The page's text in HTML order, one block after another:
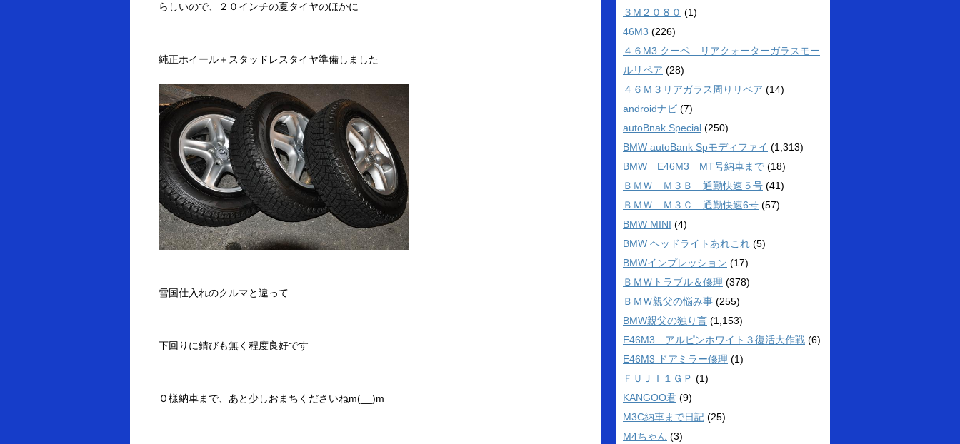
らしいので、２０インチの夏タイヤのほかに
純正ホイール＋スタッドレスタイヤ準備しました
雪国仕入れのクルマと違って
下回りに錆びも無く程度良好です
Ｏ様納車まで、あと少しおまちくださいねm(__)m
３M２０８０ (1)
46M3 (226)
４６M3 クーペ リアクォーターガラスモー
ルリペア (28)
４６Ｍ３リアガラス周りリペア (14)
androidナビ (7)
autoBnak Special (250)
BMW autoBank Spモディファイ (1,313)
BMW E46M3 MT号納車まで (18)
ＢＭＷ Ｍ３Ｂ 通勤快速５号 (41)
ＢＭＷ Ｍ３Ｃ 通勤快速6号 (57)
BMW MINI (4)
BMW ヘッドライトあれこれ (5)
BMWインプレッション (17)
ＢＭＷトラブル＆修理 (378)
ＢＭＷ親父の悩み事 (255)
BMW親父の独り言 (1,153)
E46M3 アルピンホワイト３復活大作戦 (6)
E46M3 ドアミラー修理 (1)
ＦＵＪＩ１ＧＰ (1)
KANGOO君 (9)
M3C納車まで日記 (25)
M4ちゃん (3)